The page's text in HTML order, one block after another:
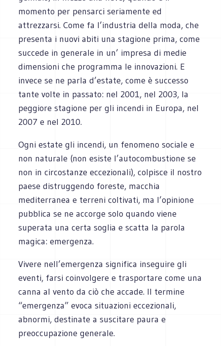
momento per pensarci seriamente ed
attrezzarsi. Come fa l’industria della moda, che
presenta i nuovi abiti una stagione prima, come
succede in generale in un’ impresa di medie
dimensioni che programma le innovazioni. E
invece se ne parla d’estate, come è successo
tante volte in passato: nel 2001, nel 2003, la
peggiore stagione per gli incendi in Europa, nel
2007 e nel 2010.
Ogni estate gli incendi, un fenomeno sociale e
non naturale (non esiste l’autocombustione se
non in circostanze eccezionali), colpisce il nostro
paese distruggendo foreste, macchia
mediterranea e terreni coltivati, ma l’opinione
pubblica se ne accorge solo quando viene
superata una certa soglia e scatta la parola
magica: emergenza.
Vivere nell’emergenza significa inseguire gli
eventi, farsi coinvolgere e trasportare come una
canna al vento da ciò che accade. Il termine
“emergenza” evoca situazioni eccezionali,
abnormi, destinate a suscitare paura e
preoccupazione generale.